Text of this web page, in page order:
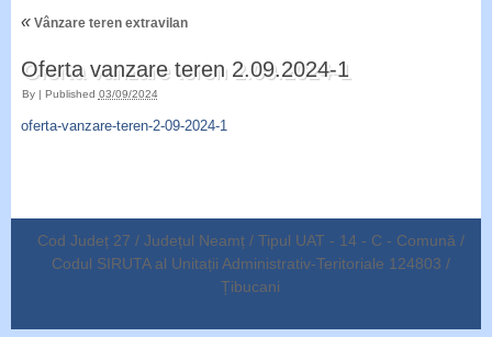
«Vânzare teren extravilan
Oferta vanzare teren 2.09.2024-1
By | Published 03/09/2024
oferta-vanzare-teren-2-09-2024-1
Cod Județ 27 / Județul Neamț / Tipul UAT - 14 - C - Comună /
Codul SIRUTA al Unitații Administrativ-Teritoriale 124803 /
Țibucani